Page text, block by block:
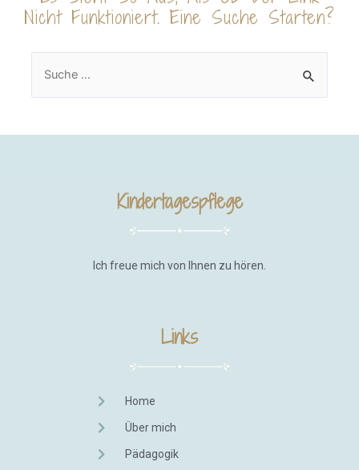
Nicht Funktioniert. Eine Suche Starten?
Kindertagespflege
Ich freue mich von Ihnen zu hören.
Links
Home
Über mich
Pädagogik